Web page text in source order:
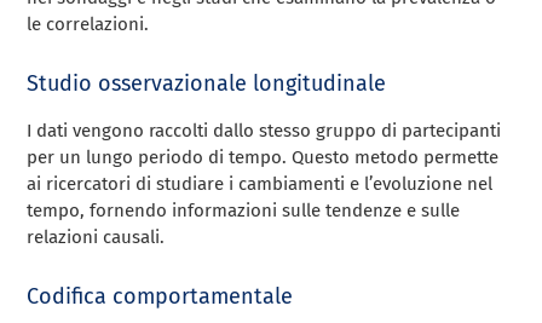
le correlazioni.
Studio osservazionale longitudinale
I dati vengono raccolti dallo stesso gruppo di partecipanti
per un lungo periodo di tempo. Questo metodo permette
ai ricercatori di studiare i cambiamenti e l’evoluzione nel
tempo, fornendo informazioni sulle tendenze e sulle
relazioni causali.
Codifica comportamentale